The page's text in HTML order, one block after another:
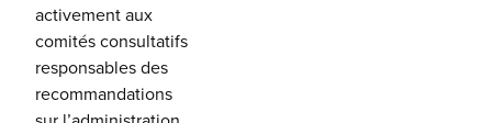
activement aux
comités consultatifs
responsables des
recommandations